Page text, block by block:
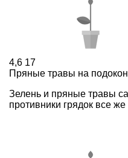
4,6 17
Пряные травы на
Зелень и пряные травы
противники грядок все